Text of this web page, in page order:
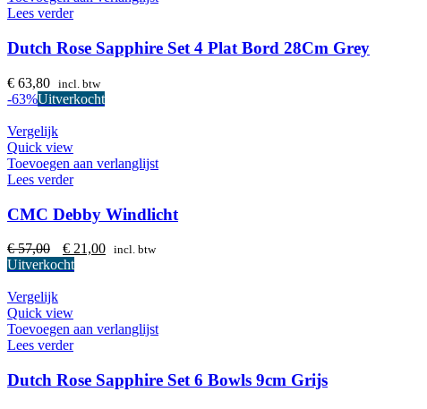
Lees verder
Dutch Rose Sapphire Set 4 Plat Bord 28Cm Grey
€ 63,80 incl. btw
-63%Uitverkocht
Vergelijk
Quick view
Toevoegen aan verlanglijst
Lees verder
CMC Debby Windlicht
€57,00
Oorspronkelijke
prijs
€ 57,00.
€ 21,00 Huidige
incl. btw
Uitverkocht
Vergelijk
Quick view
Toevoegen aan verlanglijst
Lees verder
Dutch Rose Sapphire Set 6 Bowls 9cm Grijs